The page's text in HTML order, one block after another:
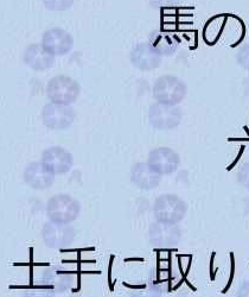
馬
土手に取